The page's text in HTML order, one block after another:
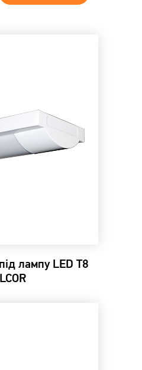
лампу LED Т8